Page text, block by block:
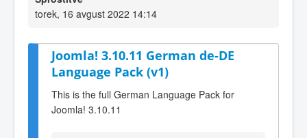
torek, 16 avgust 2022 14:14
Joomla! 3.10.11 German de-DE
Language Pack (v1)
This is the full German Language Pack for
Joomla! 3.10.11